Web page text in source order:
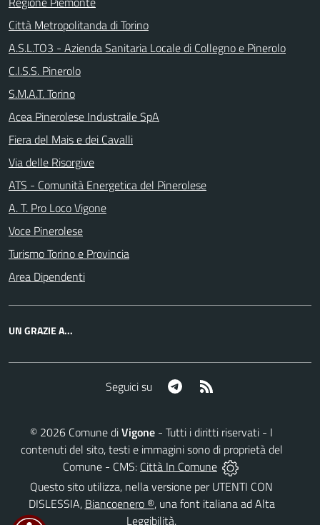
Città Metropolitanda di Torino
A.S.L.TO3 - Azienda Sanitaria Locale di Collegno e Pinerolo
C.I.S.S. Pinerolo
S.M.A.T. Torino
Acea Pinerolese Industraile SpA
Fiera del Mais e dei Cavalli
Via delle Risorgive
ATS - Comunità Energetica del Pinerolese
A. T. Pro Loco Vigone
Voce Pinerolese
Turismo Torino e Provincia
Area Dipendenti
UN GRAZIE A...
Seguici su Telegram
© 2026 Comune diVigone - Tutti i diritti riservati - I
contenuti del sito, testi e immagini sono di proprietà del
Comune - CMS: Città In Comune
Questo sito utilizza, nella versione per UTENTI CON
DISLESSIA, Biancoenero ®, una font italiana ad Alta
Leggibilità.